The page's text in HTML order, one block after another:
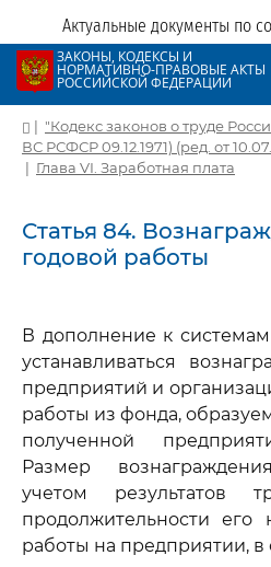
Актуальные документы по
ЗАКОНЫ, КОДЕКСЫ И
НОРМАТИВНО-ПРАВОВЫЕ АКТЫ
РОССИЙСКОЙ ФЕДЕРАЦИИ
| "Кодекс законов о труде
ВС РСФСР 09.12.1971) (ред. от
| Глава VI. Заработная плата
Статья 84.
годовой работы
В дополнение к
устанавливаться
предприятий и
работы из фонда,
полученной
Размер
учетом результатов
продолжительности его
работы на предприятии, в